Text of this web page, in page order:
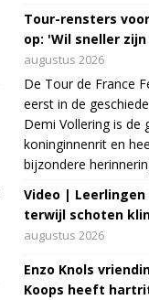
Tour-rensters
op: 'Wil sneller
augustus 2026
De Tour de France
eerst in de
Demi Vollering is
koninginnenrit en
bijzondere
Video |
terwijl schoten
augustus 2026
Enzo Knols
Koops heeft